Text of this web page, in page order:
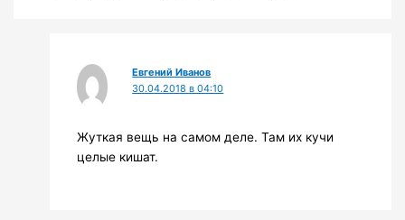
Евгений Иванов
30.04.2018 в 04:10
Жуткая вещь на самом деле. Там их кучи
целые кишат.